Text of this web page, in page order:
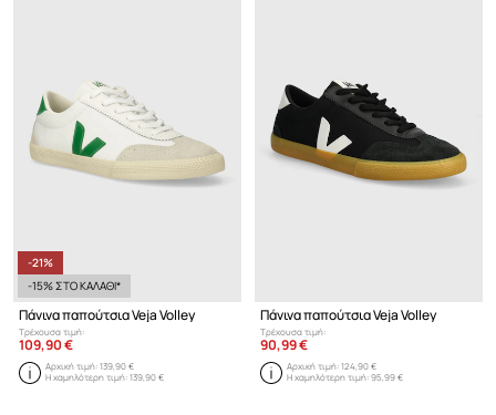
-21%
-15% ΣΤΟ ΚΑΛΑΘΙ*
Πάνινα παπούτσια Veja Volley
Τρέχουσα τιμή:
109,90 €
Αρχική τιμή:139,90 €
Η χαμηλότερη τιμή:139,90 €
Πάνινα παπούτσια Veja Volley
Τρέχουσα τιμή:
90,99 €
Αρχική τιμή:124,90 €
Η χαμηλότερη τιμή:95,99 €